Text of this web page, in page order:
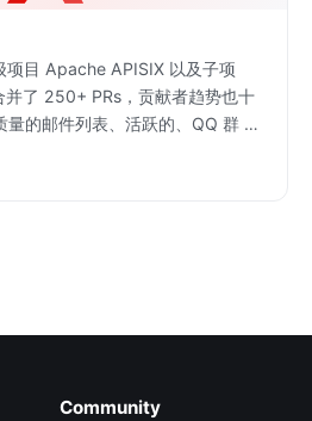
目 Apache APISIX 以及子项
了 250+ PRs，贡献者趋势也十
的邮件列表、活跃的、QQ 群 与
关注。作为 Apache APISIX
Community